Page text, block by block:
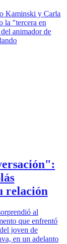
Kaminski y Carla
la "tercera en
animador de
relación
al
que enfrentó
joven de
en un adelanto